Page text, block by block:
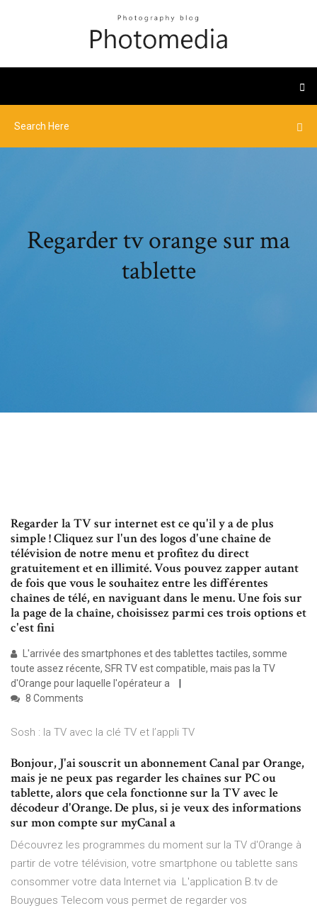
Regarder tv orange sur ma
tablette
Regarder la TV sur internet est ce qu'il y a de plus
simple ! Cliquez sur l'un des logos d'une chaîne de
télévision de notre menu et profitez du direct
gratuitement et en illimité. Vous pouvez zapper autant
de fois que vous le souhaitez entre les différentes
chaînes de télé, en naviguant dans le menu. Une fois sur
la page de la chaîne, choisissez parmi ces trois options et
c'est fini
L'arrivée des smartphones et des tablettes tactiles, somme
toute assez récente, SFR TV est compatible, mais pas la TV
d'Orange pour laquelle l'opérateur a
8 Comments
Sosh : la TV avec la clé TV et l’appli TV
Bonjour, J'ai souscrit un abonnement Canal par Orange,
mais je ne peux pas regarder les chaînes sur PC ou
tablette, alors que cela fonctionne sur la TV avec le
décodeur d'Orange. De plus, si je veux des informations
sur mon compte sur myCanal a
Découvrez les programmes du moment sur la TV d'Orange à
partir de votre télévision, votre smartphone ou tablette sans
consommer votre data Internet via L'application B.tv de
Bouygues Telecom vous permet de regarder vos